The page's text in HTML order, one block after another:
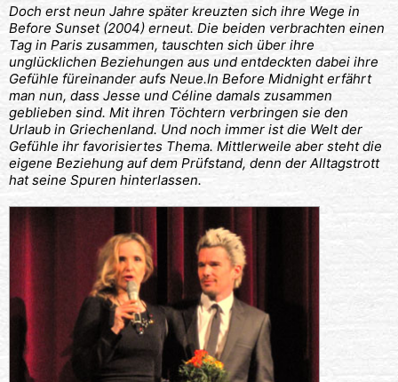
Doch erst neun Jahre später kreuzten sich ihre Wege in
Before Sunset (2004) erneut. Die beiden verbrachten einen
Tag in Paris zusammen, tauschten sich über ihre
unglücklichen Beziehungen aus und entdeckten dabei ihre
Gefühle füreinander aufs Neue.In Before Midnight erfährt
man nun, dass Jesse und Céline damals zusammen
geblieben sind. Mit ihren Töchtern verbringen sie den
Urlaub in Griechenland. Und noch immer ist die Welt der
Gefühle ihr favorisiertes Thema. Mittlerweile aber steht die
eigene Beziehung auf dem Prüfstand, denn der Alltagstrott
hat seine Spuren hinterlassen.